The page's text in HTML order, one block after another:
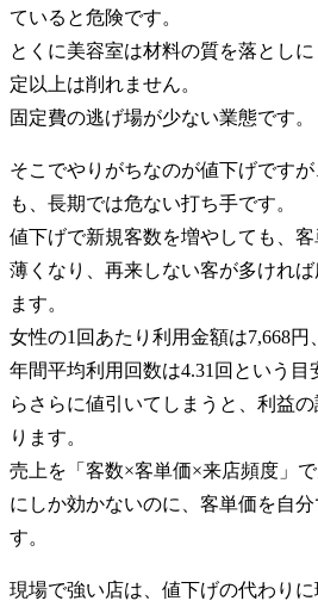
ていると危険です。
とくに美容室は材料の質を落とし
定以上は削れません。
固定費の逃げ場が少ない業態です。
そこでやりがちなのが値下げです
も、長期では危ない打ち手です。
値下げで新規客数を増やしても、
薄くなり、再来しない客が多けれ
ます。
女性の1回あたり利用金額は7,668円
年間平均利用回数は4.31回という
らさらに値引いてしまうと、利益
ります。
売上を「客数×客単価×来店頻度」
にしか効かないのに、客単価を自
す。
現場で強い店は、値下げの代わり